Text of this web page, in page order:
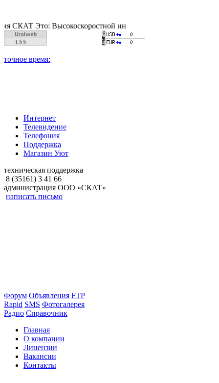
Это: Высокоскоростной интернет, качественное
Интернет
Телевидение
Телефония
Поддержка
Магазин Уют
техническая поддержка
8 (35161) 3 41 66
администрация ООО «СКАТ»
написать письмо
Форум Объявления FTP
Rapid SMS Фотогалерея
Радио Справочник
Главная
О компании
Лицензии
Вакансии
Контакты